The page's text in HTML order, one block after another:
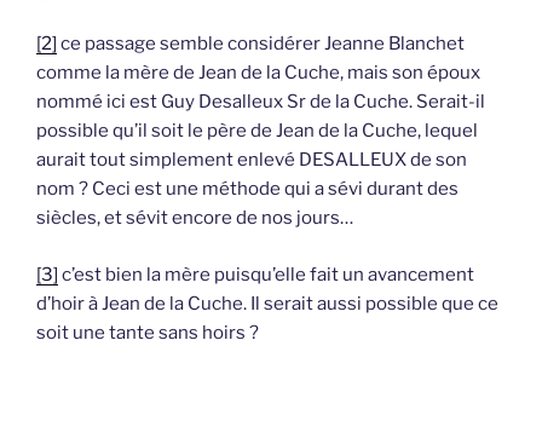
[2] ce passage semble considérer Jeanne Blanchet
comme la mère de Jean de la Cuche, mais son époux
nommé ici est Guy Desalleux Sr de la Cuche. Serait-il
possible qu’il soit le père de Jean de la Cuche, lequel
aurait tout simplement enlevé DESALLEUX de son
nom ? Ceci est une méthode qui a sévi durant des
siècles, et sévit encore de nos jours…
[3] c’est bien la mère puisqu’elle fait un avancement
d’hoir à Jean de la Cuche. Il serait aussi possible que ce
soit une tante sans hoirs ?